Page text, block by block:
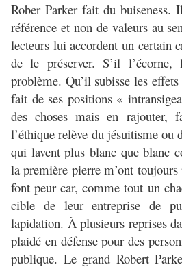
Rober Parker fait du buiseness.
référence et non de valeurs au
lecteurs lui accordent un certain
de le préserver. S’il l’écorne,
problème. Qu’il subisse les
fait de ses positions «
des choses mais en rajouter,
l’éthique relève du jésuitisme ou
qui lavent plus blanc que blanc
la première pierre m’ont
font peur car, comme tout un
cible de leur entreprise de
lapidation. À plusieurs reprises
plaidé en défense pour des
publique. Le grand Robert